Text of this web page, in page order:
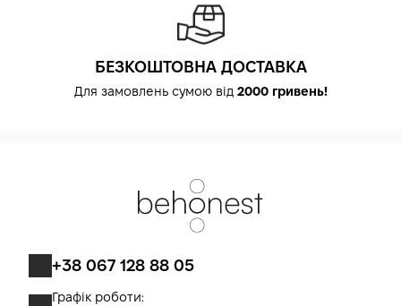
БЕЗКОШТОВНА ДОСТАВКА
Для замовлень сумою від 2000 гривень!
+38 067 128 88 05
Графік роботи: